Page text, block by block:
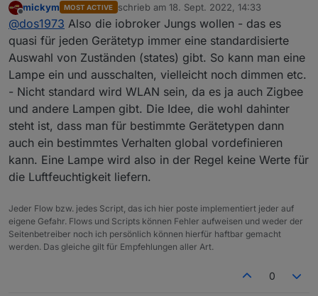
ich habe noch nicht verstanden, was mir das bringt.
Also warum Gerät anstelle Folder?
Offline
mickym MOST ACTIVE schrieb am 18. Sept. 2022, 14:33
zuletzt editiert von
@dos1973 Also die iobroker Jungs wollen - das es
quasi für jeden Gerätetyp immer eine standardisierte
Auswahl von Zuständen (states) gibt. So kann man eine
Lampe ein und ausschalten, vielleicht noch dimmen etc.
- Nicht standard wird WLAN sein, da es ja auch Zigbee
und andere Lampen gibt. Die Idee, die wohl dahinter
steht ist, dass man für bestimmte Gerätetypen dann
auch ein bestimmtes Verhalten global vordefinieren
kann. Eine Lampe wird also in der Regel keine Werte für
die Luftfeuchtigkeit liefern.
Jeder Flow bzw. jedes Script, das ich hier poste implementiert jeder auf
eigene Gefahr. Flows und Scripts können Fehler aufweisen und weder der
Seitenbetreiber noch ich persönlich können hierfür haftbar gemacht
werden. Das gleiche gilt für Empfehlungen aller Art.
0